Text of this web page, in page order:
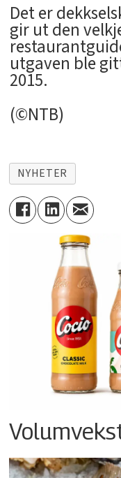
Det er
gir ut den
utgaven ble
2015.
(©NTB)
NYHETER